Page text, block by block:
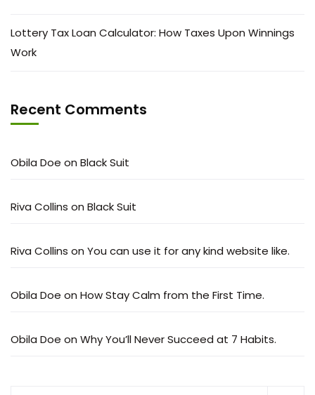
Lottery Tax Loan Calculator: How Taxes Upon Winnings
Work
Recent Comments
Obila Doe on Black Suit
Riva Collins on Black Suit
Riva Collins on You can use it for any kind website like.
Obila Doe on How Stay Calm from the First Time.
Obila Doe on Why You’ll Never Succeed at 7 Habits.